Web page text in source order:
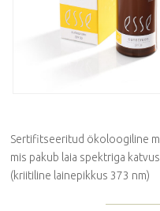
Sertifitseeritud ökoloogiline
mis pakub laia spektriga
(kriitiline lainepikkus 373 nm)